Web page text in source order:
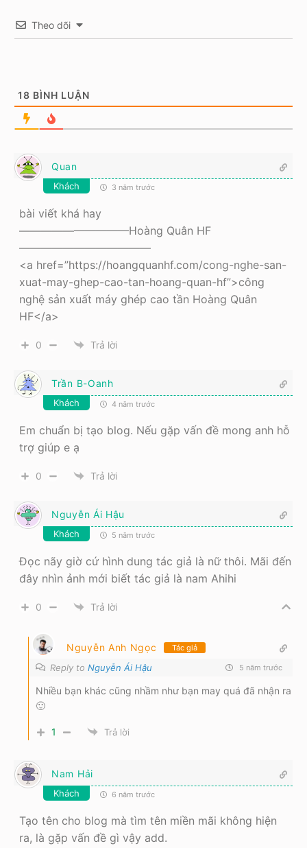
Theo dõi
18 BÌNH LUẬN
Quan
Khách 3 năm trước
bài viết khá hay
——————————Hoàng Quân HF
————————————
<a href=”https://hoangquanhf.com/cong-nghe-san-
xuat-may-ghep-cao-tan-hoang-quan-hf”>công
nghệ sản xuất máy ghép cao tần Hoàng Quân
HF</a>
0 Trả lời
Trần B-Oanh
Khách 4 năm trước
Em chuẩn bị tạo blog. Nếu gặp vấn đề mong anh hỗ
trợ giúp e ạ
0 Trả lời
Nguyễn Ái Hậu
Khách 5 năm trước
Đọc nãy giờ cứ hình dung tác giả là nữ thôi. Mãi đến
đây nhìn ảnh mới biết tác giả là nam Ahihi
0 Trả lời
Nguyễn Anh Ngọc Tác giả
Reply to Nguyễn Ái Hậu 5 năm trước
Nhiều bạn khác cũng nhầm như bạn may quá đã nhận ra
🙂
1 Trả lời
Nam Hải
Khách 6 năm trước
Tạo tên cho blog mà tìm tên miền mãi không hiện
ra, là gặp vấn đề gì vậy add.